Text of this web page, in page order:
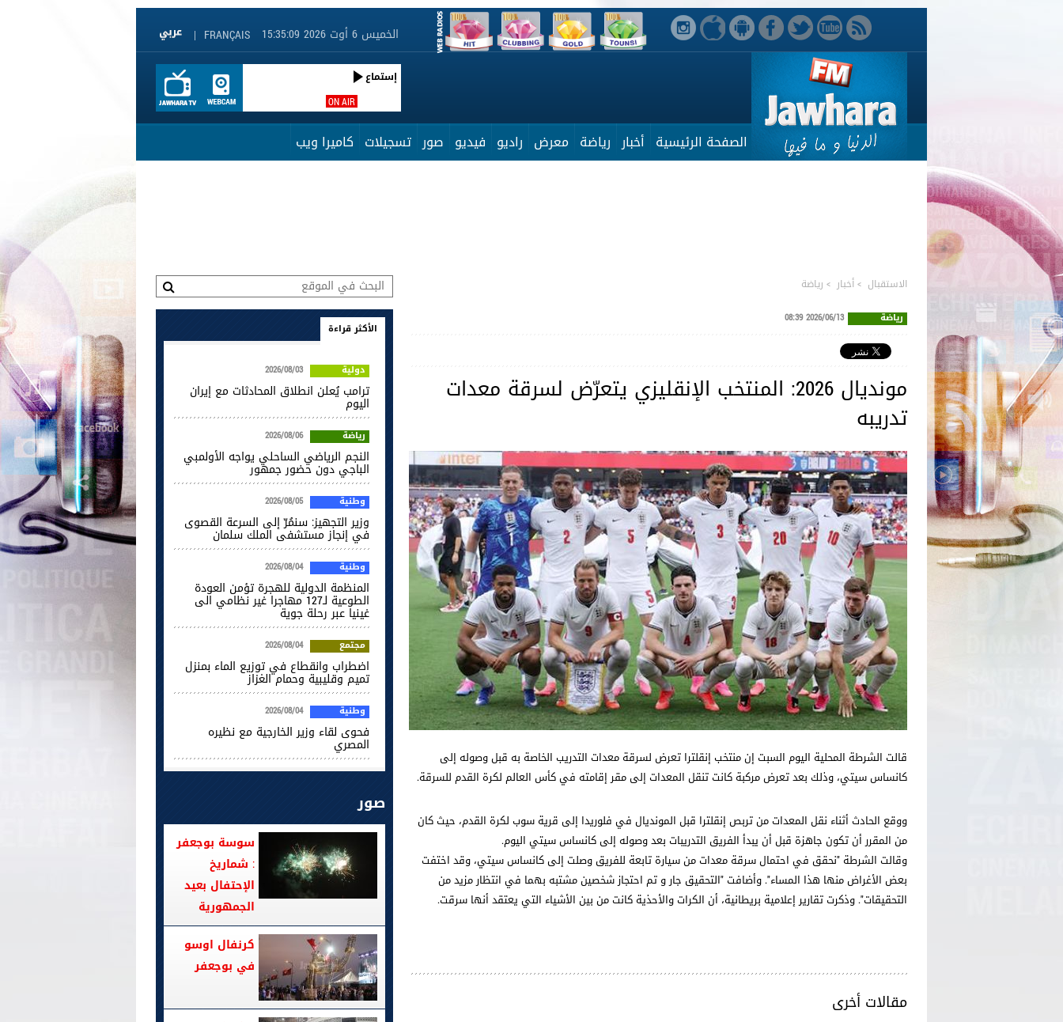
FRANÇAIS
| الخميس 6 أوت 2026 15:35:09
ON AIR
إستماع
الصفحة الرئيسية أخبار رياضة معرض راديو فيديو صور تسجيلات كاميرا ويب
الاستقبال >أخبار > رياضة
رياضة 2026/06/13 08:39
مونديال 2026: ‏المنتخب الإنقليزي يتعرّض لسرقة معدات
تدريبه
​قالت الشرطة المحلية اليوم ​السبت إن منتخب ‌إنقلترا ‌تعرض لسرقة معدات ‌التدريب الخاصة به قبل وصوله إلى
كانساس سيتي، وذلك ⁠بعد تعرض مركبة كانت تنقل المعدات إلى مقر ​إقامته في كأس العالم لكرة القدم ⁠للسرقة.
ووقع الحادث أثناء نقل المعدات من تربص ‌إنقلترا قبل المونديال في فلوريدا إلى قرية سوب لكرة القدم، حيث كان
من المقرر أن تكون جاهزة قبل أن يبدأ الفريق التدريبات ​بعد وصوله إلى كانساس سيتي اليوم.
وقالت الشرطة "نحقق في احتمال ‌سرقة معدات من سيارة تابعة للفريق وصلت إلى كانساس ⁠سيتي، وقد اختفت
بعض ‌الأغراض منها هذا المساء". وأضافت "التحقيق جار و تم احتجاز شخصين مشتبه بهما في انتظار مزيد من
التحقيقات". وذكرت تقارير إعلامية بريطانية، أن الكرات والأحذية كانت ‌من بين الأشياء التي ⁠يعتقد أنها سرقت.
مقالات أخرى
الأكثر قراءة
دولية 2026/08/03
ترامب يُعلن انطلاق المحادثات مع إيران
اليوم
رياضة 2026/08/06
النجم الرياضي الساحلي يواجه الأولمبي
الباجي دون حضور جمهور
وطنية 2026/08/05
وزير التجهيز: سنمُرّ إلى السرعة القصوى
في إنجاز مستشفى الملك سلمان
وطنية 2026/08/04
المنظمة الدولية للهجرة تؤمن العودة
الطوعية لـ127 مهاجرا غير نظامي الى
غينيا عبر رحلة جوية
مجتمع 2026/08/04
اضطراب وانقطاع في توزيع الماء بمنزل
تميم وقليبية وحمام الغزاز
وطنية 2026/08/04
فحوى لقاء وزير الخارجية مع نظيره
المصري
صور
سوسة بوجعفر
: شماريخ
الإحتفال بعيد
الجمهورية
كرنفال اوسو
في بوجعفر